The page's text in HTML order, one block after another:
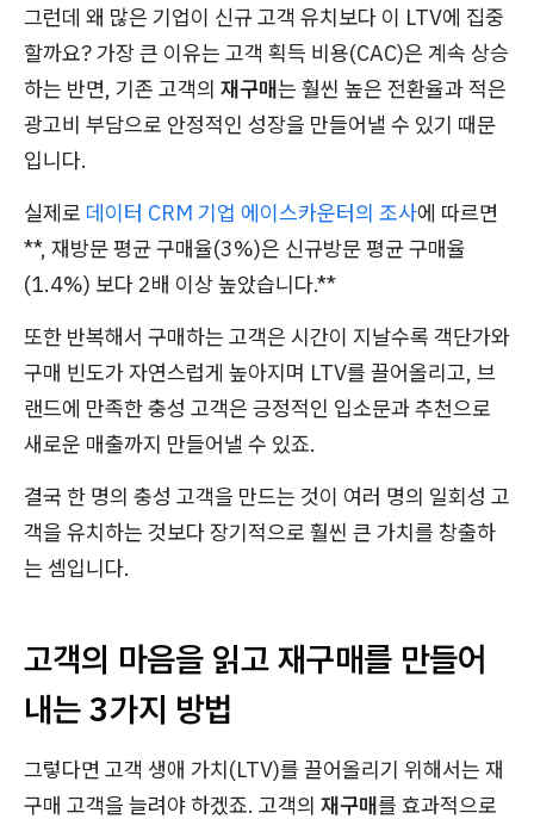
그런데 왜 많은 기업이 신규 고객 유치보다 이 LTV에 집중
할까요? 가장 큰 이유는 고객 획득 비용(CAC)은 계속 상승
하는 반면, 기존 고객의 재구매는 훨씬 높은 전환율과 적은
광고비 부담으로 안정적인 성장을 만들어낼 수 있기 때문
입니다.
실제로 데이터 CRM 기업 에이스카운터의 조사에 따르면
**, 재방문 평균 구매율(3%)은 신규방문 평균 구매율
(1.4%) 보다 2배 이상 높았습니다.**
또한 반복해서 구매하는 고객은 시간이 지날수록 객단가와
구매 빈도가 자연스럽게 높아지며 LTV를 끌어올리고, 브
랜드에 만족한 충성 고객은 긍정적인 입소문과 추천으로
새로운 매출까지 만들어낼 수 있죠.
결국 한 명의 충성 고객을 만드는 것이 여러 명의 일회성 고
객을 유치하는 것보다 장기적으로 훨씬 큰 가치를 창출하
는 셈입니다.
고객의 마음을 읽고 재구매를 만들어
내는 3가지 방법
그렇다면 고객 생애 가치(LTV)를 끌어올리기 위해서는 재
구매 고객을 늘려야 하겠죠. 고객의 재구매를 효과적으로